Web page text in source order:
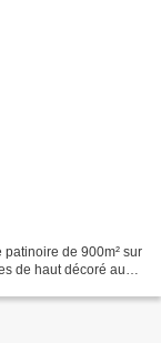
de 900m² sur
de haut décoré au